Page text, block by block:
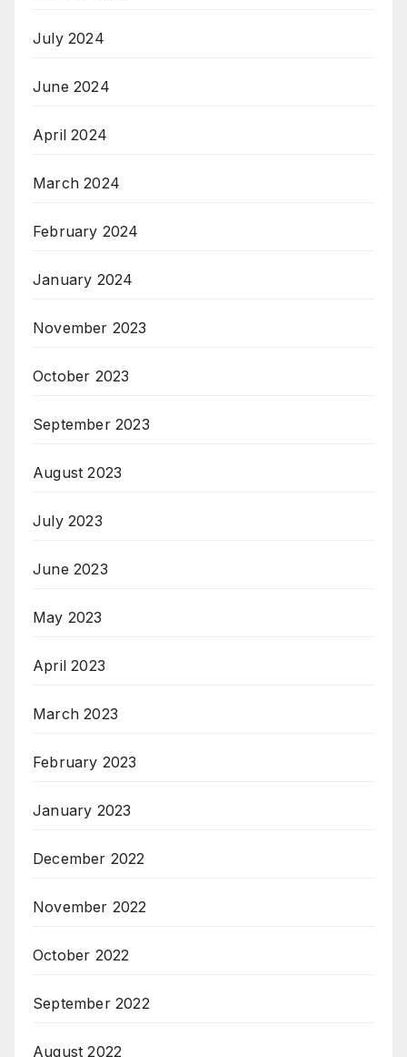
July 2024
June 2024
April 2024
March 2024
February 2024
January 2024
November 2023
October 2023
September 2023
August 2023
July 2023
June 2023
May 2023
April 2023
March 2023
February 2023
January 2023
December 2022
November 2022
October 2022
September 2022
August 2022